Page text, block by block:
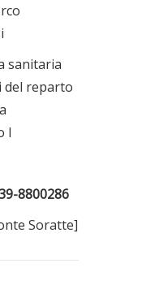
sanitaria
del reparto
I
8800286
Soratte]